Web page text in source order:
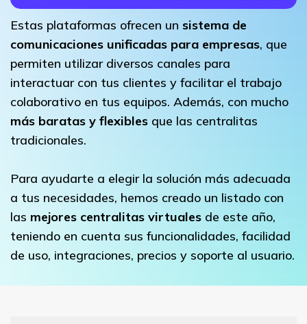
Estas plataformas ofrecen un sistema de
comunicaciones unificadas para empresas, que
permiten utilizar diversos canales para
interactuar con tus clientes y facilitar el trabajo
colaborativo en tus equipos. Además, con mucho
más baratas y flexibles que las centralitas
tradicionales.
Para ayudarte a elegir la solución más adecuada
a tus necesidades, hemos creado un listado con
las mejores centralitas virtuales de este año,
teniendo en cuenta sus funcionalidades, facilidad
de uso, integraciones, precios y soporte al usuario.